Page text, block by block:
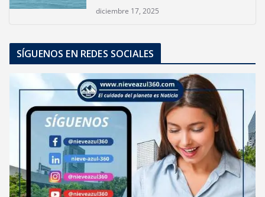
diciembre 17, 2025
SÍGUENOS EN REDES SOCIALES